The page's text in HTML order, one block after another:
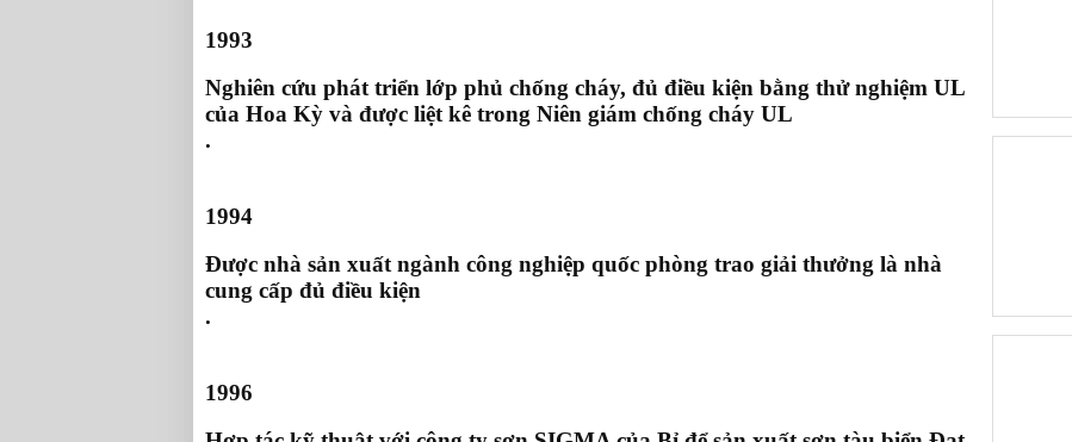
1993
Nghiên cứu phát triển lớp phủ chống cháy, đủ điều kiện bằng thử nghiệm UL
của Hoa Kỳ và được liệt kê trong Niên giám chống cháy UL
.
1994
Được nhà sản xuất ngành công nghiệp quốc phòng trao giải thưởng là nhà
cung cấp đủ điều kiện
.
1996